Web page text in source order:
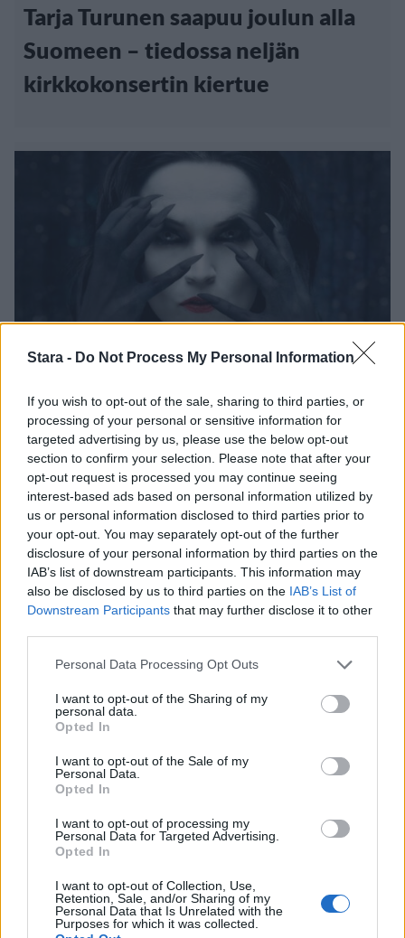
Stara - Do Not Process My Personal Information
If you wish to opt-out of the sale, sharing to third parties, or
processing of your personal or sensitive information for
targeted advertising by us, please use the below opt-out
section to confirm your selection. Please note that after your
opt-out request is processed you may continue seeing
interest-based ads based on personal information utilized by
us or personal information disclosed to third parties prior to
your opt-out. You may separately opt-out of the further
disclosure of your personal information by third parties on the
IAB’s list of downstream participants. This information may
also be disclosed by us to third parties on the IAB’s List of
Downstream Participants that may further disclose it to other
Personal Data Processing Opt Outs
I want to opt-out of the Sharing of my
personal data.
Opted In
I want to opt-out of the Sale of my
Personal Data.
Opted In
I want to opt-out of processing my
Personal Data for Targeted Advertising.
Opted In
I want to opt-out of Collection, Use,
Retention, Sale, and/or Sharing of my
Personal Data that Is Unrelated with the
Purposes for which it was collected.
Tarja Turunen saapuu joulun alla
Suomeen – tiedossa neljän
kirkkokonsertin kiertue
10.7.2023, 22:00
Tarja Turunen ja Marko Hietala
tulkitsivat suosikkikappaleen
yhdessä – upea hetki videolle
Viihdeuutiset